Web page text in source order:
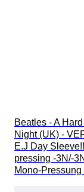
Beatles - A
Night (UK) -
E.J Day
pressing -3N/-
Mono-Pressung